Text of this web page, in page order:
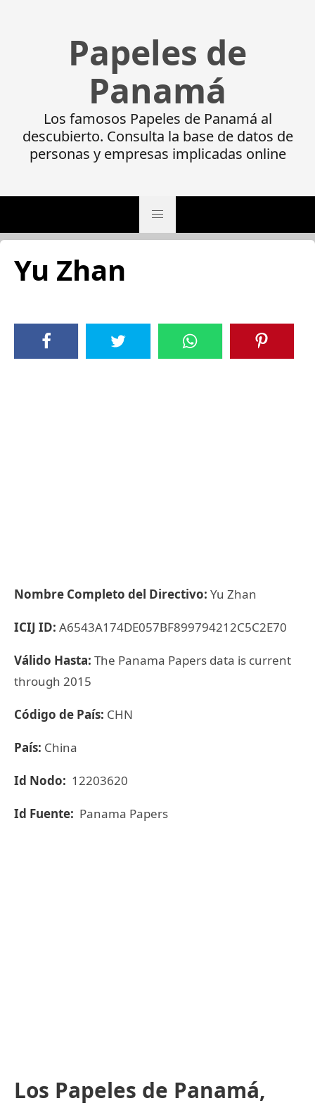
Papeles de
Panamá
Los famosos Papeles de Panamá al
descubierto. Consulta la base de datos de
personas y empresas implicadas online
Yu Zhan
Nombre Completo del Directivo: Yu Zhan
ICIJ ID: A6543A174DE057BF899794212C5C2E70
Válido Hasta: The Panama Papers data is current
through 2015
Código de País: CHN
País: China
Id Nodo: 12203620
Id Fuente: Panama Papers
Los Papeles de Panamá,